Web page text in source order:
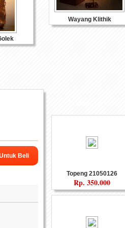
Wayang Klithik
Beli
Topeng 21050126
Rp. 350.000